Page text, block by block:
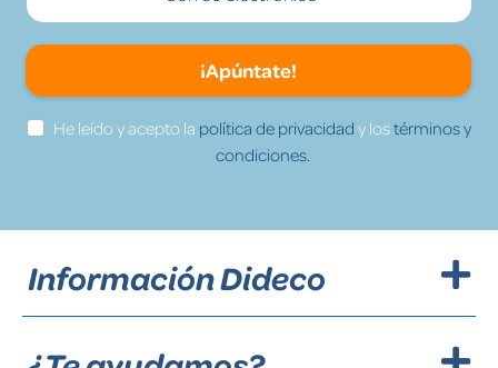
¡Apúntate!
He leído y acepto la política de privacidad y lostérminos y
condiciones.
Información Dideco